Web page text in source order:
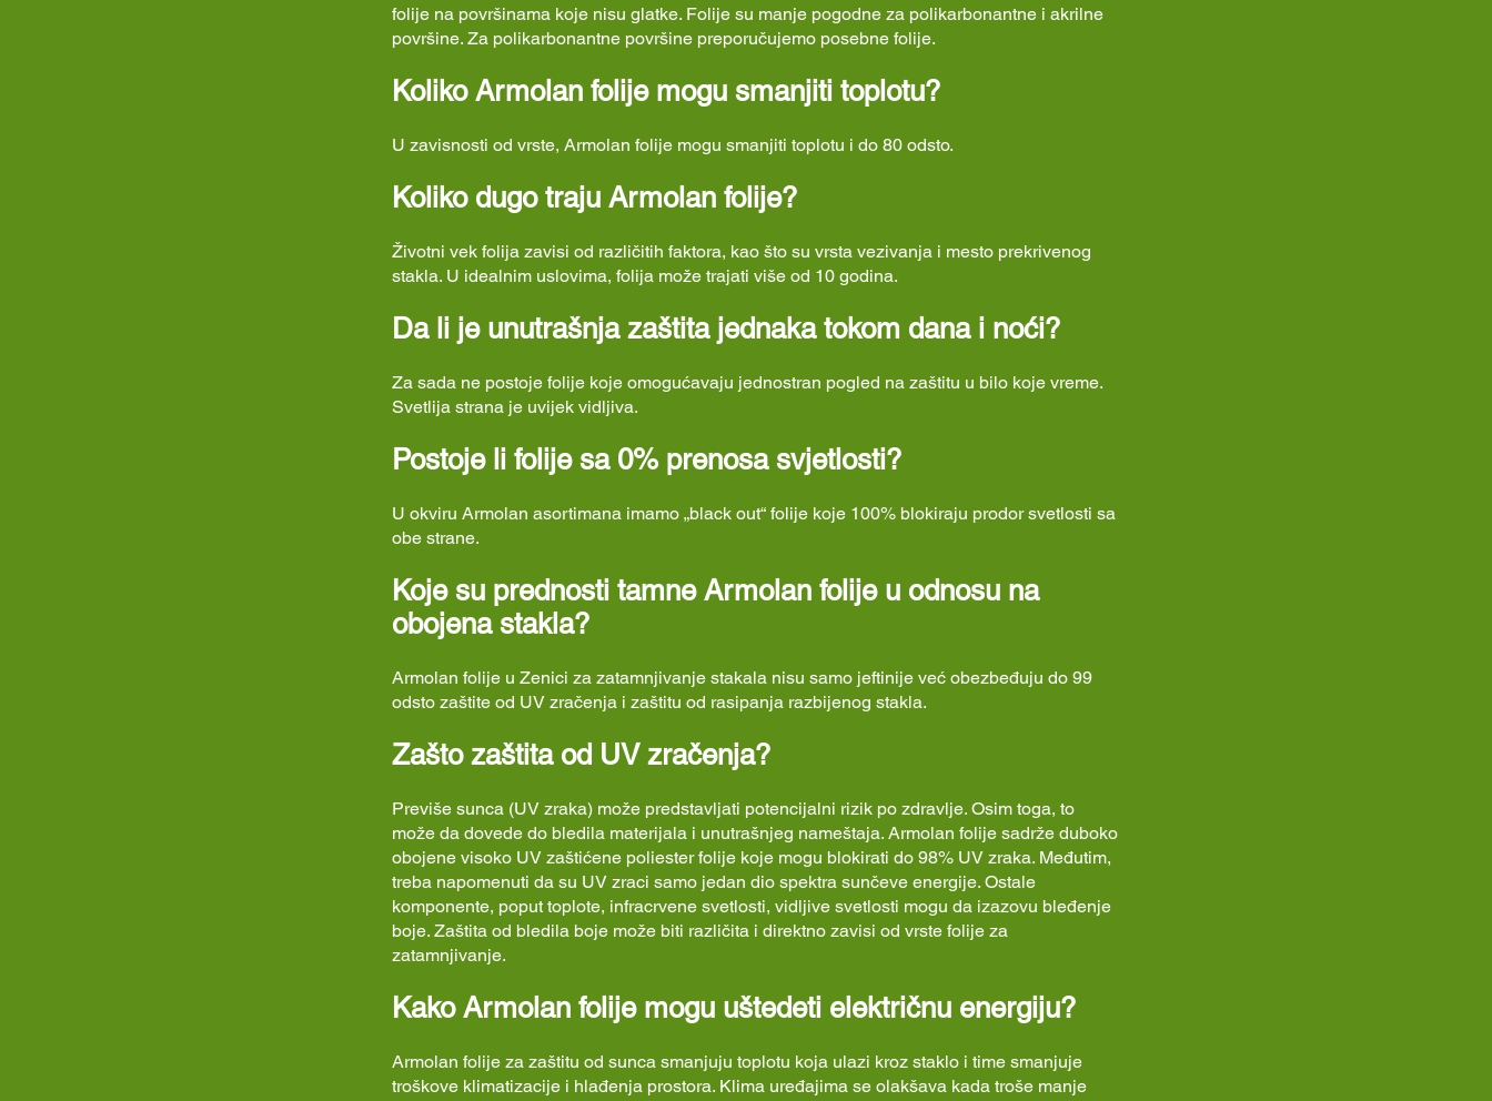
folije na površinama koje nisu glatke. Folije su manje pogodne za polikarbonantne i akrilne
površine. Za polikarbonantne površine preporučujemo posebne folije.
Koliko Armolan folije mogu smanjiti toplotu?
U zavisnosti od vrste, Armolan folije mogu smanjiti toplotu i do 80 odsto.
Koliko dugo traju Armolan folije?
Životni vek folija zavisi od različitih faktora, kao što su vrsta vezivanja i mesto prekrivenog
stakla. U idealnim uslovima, folija može trajati više od 10 godina.
Da li je unutrašnja zaštita jednaka tokom dana i noći?
Za sada ne postoje folije koje omogućavaju jednostran pogled na zaštitu u bilo koje vreme.
Svetlija strana je uvijek vidljiva.
Postoje li folije sa 0% prenosa svjetlosti?
U okviru Armolan asortimana imamo „black out“ folije koje 100% blokiraju prodor svetlosti sa
obe strane.
Koje su prednosti tamne Armolan folije u odnosu na
obojena stakla?
Armolan folije u Zenici za zatamnjivanje stakala nisu samo jeftinije već obezbeđuju do 99
odsto zaštite od UV zračenja i zaštitu od rasipanja razbijenog stakla.
Zašto zaštita od UV zračenja?
Previše sunca (UV zraka) može predstavljati potencijalni rizik po zdravlje. Osim toga, to
može da dovede do bledila materijala i unutrašnjeg nameštaja. Armolan folije sadrže duboko
obojene visoko UV zaštićene poliester folije koje mogu blokirati do 98% UV zraka. Međutim,
treba napomenuti da su UV zraci samo jedan dio spektra sunčeve energije. Ostale
komponente, poput toplote, infracrvene svetlosti, vidljive svetlosti mogu da izazovu bleđenje
boje. Zaštita od bledila boje može biti različita i direktno zavisi od vrste folije za
zatamnjivanje.
Kako Armolan folije mogu uštedeti električnu energiju?
Armolan folije za zaštitu od sunca smanjuju toplotu koja ulazi kroz staklo i time smanjuje
troškove klimatizacije i hlađenja prostora. Klima uređajima se olakšava kada troše manje